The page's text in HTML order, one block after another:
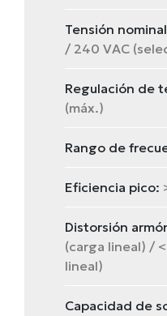
Tensión
/ 240 VAC
Regulación de
(máx.)
Rango de
Eficiencia pico:
Distorsión
(carga lineal) /
lineal)
Capacidad de